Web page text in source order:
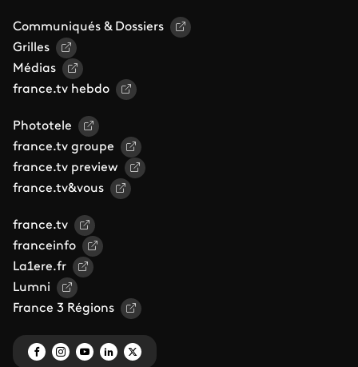
Communiqués & Dossiers
Grilles
Médias
france.tv hebdo
Phototele
france.tv groupe
france.tv preview
france.tv&vous
france.tv
franceinfo
La1ere.fr
Lumni
France 3 Régions